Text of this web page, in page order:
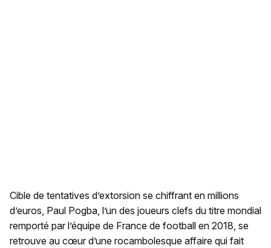
Cible de tentatives d’extorsion se chiffrant en millions
d’euros, Paul Pogba, l’un des joueurs clefs du titre mondial
remporté par l’équipe de France de football en 2018, se
retrouve au cœur d’une rocambolesque affaire qui fait